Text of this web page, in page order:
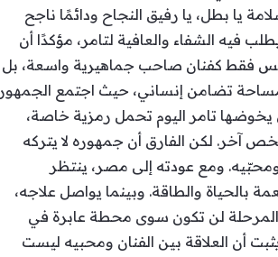
يا بطل، يا رفيق النجاح ودائمًا ناجح
فيه الشفاء والعافية لتامر، مؤكدًا أن
ليس فقط كفنان صاحب جماهيرية واسعة، بل
مساحة تضامن إنساني، حيث اجتمع الجمهور
يخوضها تامر اليوم تحمل رمزية خاصة،
آخر. لكن الفارق أن جمهوره لا يتركه
ومحبّيه. ومع عودته إلى مصر، ينتظر
بالحياة والطاقة. وبينما يواصل علاجه،
المرحلة لن تكون سوى محطة عابرة في
أن العلاقة بين الفنان ومحبيه ليست